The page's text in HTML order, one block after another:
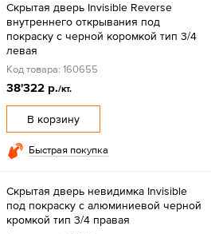
Скрытая дверь Invisible Reverse
внутреннего открывания под
покраску с черной коромкой тип 3/4
левая
Код товара: 160655
38'322 р./кт.
В корзину
Быстрая покупка
Скрытая дверь невидимка Invisible
под покраску с алюминиевой черной
кромкой тип 3/4 правая